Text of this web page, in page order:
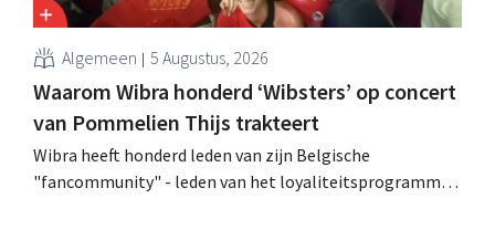
Algemeen 5 Augustus, 2026
Waarom Wibra honderd ‘Wibsters’ op concert
van Pommelien Thijs trakteert
Wibra heeft honderd leden van zijn Belgische
"fancommunity" - leden van het loyaliteitsprogramma -